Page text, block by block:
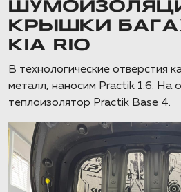
КРЫШКИ
KIA RIO
В технологические отверстия
металл, наносим Practik 1.6. На
теплоизолятор Practik Base 4.